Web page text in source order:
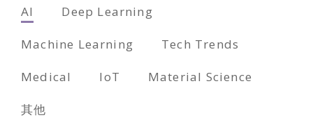
AI Deep Learning
Machine Learning Tech Trends
Medical IoT Material Science
其他